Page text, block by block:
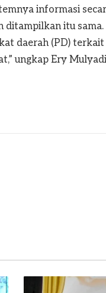
informasi
ditampilkan itu
daerah (PD)
ungkap Ery